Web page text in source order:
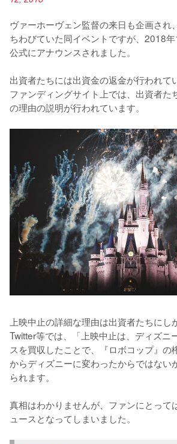
ヴァーホーヴェン監督の来日も企画され
ちわびていた同イベントですが、2018
公式にアナウンスされました。
出資者たちには出資金の返金が行われて
ファンディングサイト上では、出資者た
の理由の説明が行われています。
上映中止の詳細な理由は出資者たちにし
Twitter等では、「上映中止は、ディズニ
スを買収したことで、『ロボコップ』の
からディズニーに変わったからではない
られます。
真相はわかりませんが、ファンにとって
ュースとなってしまいました。